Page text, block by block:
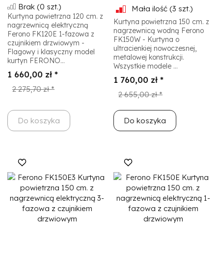
Brak (0 szt.)
Kurtyna powietrzna 120 cm. z
nagrzewnicą elektryczną
Ferono FK120E 1-fazowa z
czujnikiem drzwiowym -
Flagowy i klasyczny model
kurtyn FERONO...
1 660,00 zł *
2 275,70 zł *
Do koszyka
Mała ilość (3 szt.)
Kurtyna powietrzna 150 cm. z
nagrzewnicą wodną Ferono
FK150W - Kurtyna o
ultracienkiej nowoczesnej,
metalowej konstrukcji.
Wszystkie modele ...
1 760,00 zł *
2 655,00 zł *
Do koszyka